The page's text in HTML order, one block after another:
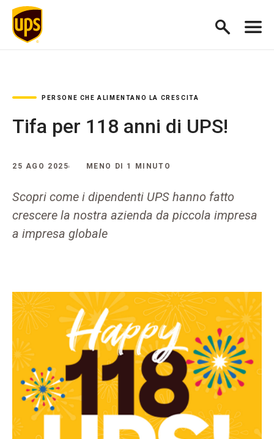
PERSONE CHE ALIMENTANO LA CRESCITA
Tifa per 118 anni di UPS!
25 AGO 2025 MENO DI 1 MINUTO
Scopri come i dipendenti UPS hanno fatto
crescere la nostra azienda da piccola impresa
a impresa globale